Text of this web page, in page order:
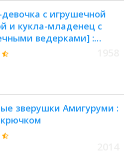
с игрушечной
и кукла-младенец c
ведерками] :
письмо
зверушки Амигуруми :